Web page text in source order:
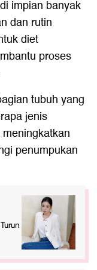
impian banyak
dan rutin
diet
proses
tubuh yang
jenis
penumpukan